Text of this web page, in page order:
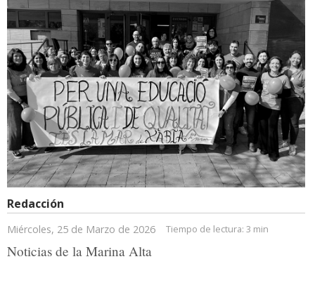
Redacción
Miércoles, 25 de Marzo de 2026 Tiempo de lectura: 3 min
Noticias de la Marina Alta